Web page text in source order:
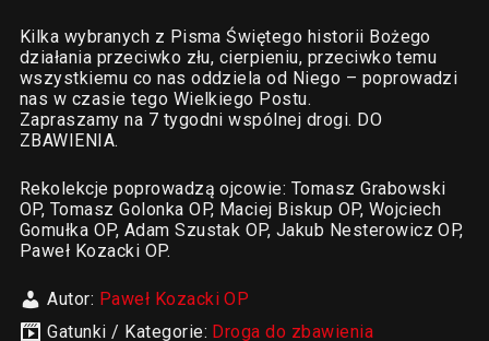
Kilka wybranych z Pisma Świętego historii Bożego
działania przeciwko złu, cierpieniu, przeciwko temu
wszystkiemu co nas oddziela od Niego – poprowadzi
nas w czasie tego Wielkiego Postu.
Zapraszamy na 7 tygodni wspólnej drogi. DO
ZBAWIENIA.
Rekolekcje poprowadzą ojcowie: Tomasz Grabowski
OP, Tomasz Golonka OP, Maciej Biskup OP, Wojciech
Gomułka OP, Adam Szustak OP, Jakub Nesterowicz OP,
Paweł Kozacki OP.
Autor: Paweł Kozacki OP
Gatunki / Kategorie: Droga do zbawienia